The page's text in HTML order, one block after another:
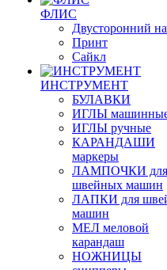
ФЛИС
Двусторонний
Принт
Сайкл
ИНСТРУМЕНТ
БУЛАВКИ
ИГЛЫ
ИГЛЫ ручные
КАРАНДАШИ
маркеры
ЛАМПОЧКИ для
швейных машин
ЛАПКИ для
машин
МЕЛ меловой
карандаш
НОЖНИЦЫ